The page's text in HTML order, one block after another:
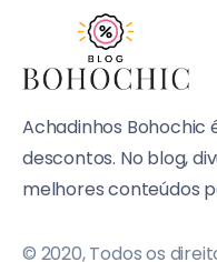
Achadinhos Bohochic
descontos. No blog,
melhores conteúdos
© 2020, Todos os